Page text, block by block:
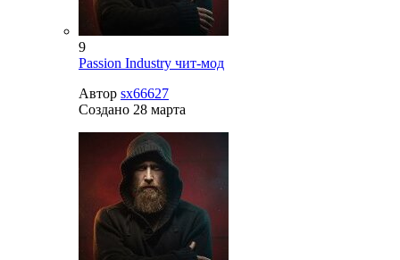
9
Passion Industry чит-мод
Автор sx66627
Создано 28 марта